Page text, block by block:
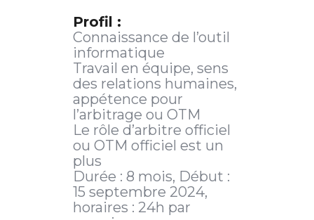
Profil :
Connaissance de l’outil
informatique
Travail en équipe, sens
des relations humaines,
appétence pour
l’arbitrage ou OTM
Le rôle d’arbitre officiel
ou OTM officiel est un
plus
Durée : 8 mois, Début :
15 septembre 2024,
horaires : 24h par